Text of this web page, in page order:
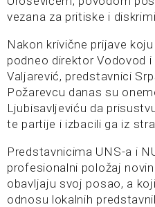
vezana za pritiske i
Nakon krivične prijave
podneo direktor Vodovod
Valjarević, predstavnici
Požarevcu danas su
Ljubisavljeviću da
te partije i izbacili ga iz
Predstavnicima UNS-a i
profesionalni položaj
obavljaju svoj posao, a
odnosu lokalnih